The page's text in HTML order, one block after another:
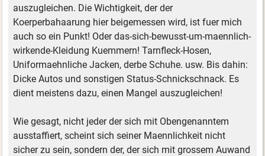
auszugleichen. Die Wichtigkeit, der der
Koerperbahaarung hier beigemessen wird, ist fuer mich
auch so ein Punkt! Oder das-sich-bewusst-um-maennlich-
wirkende-Kleidung Kuemmern! Tarnfleck-Hosen,
Uniformaehnliche Jacken, derbe Schuhe. usw. Bis dahin:
Dicke Autos und sonstigen Status-Schnickschnack. Es
dient meistens dazu, einen Mangel auszugleichen!
Wie gesagt, nicht jeder der sich mit Obengenanntem
ausstaffiert, scheint sich seiner Maennlichkeit nicht
sicher zu sein, sondern der, der sich mit grossem Auwand